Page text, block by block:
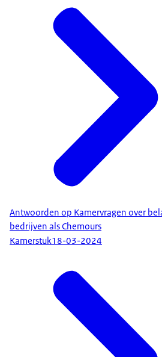
Antwoorden op Kamervragen over
bedrijven als Chemours
Kamerstuk18-03-2024